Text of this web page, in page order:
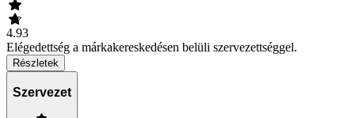
4.93
Elégedettség a márkakereskedésen belüli szervezettséggel.
Részletek
Szervezet